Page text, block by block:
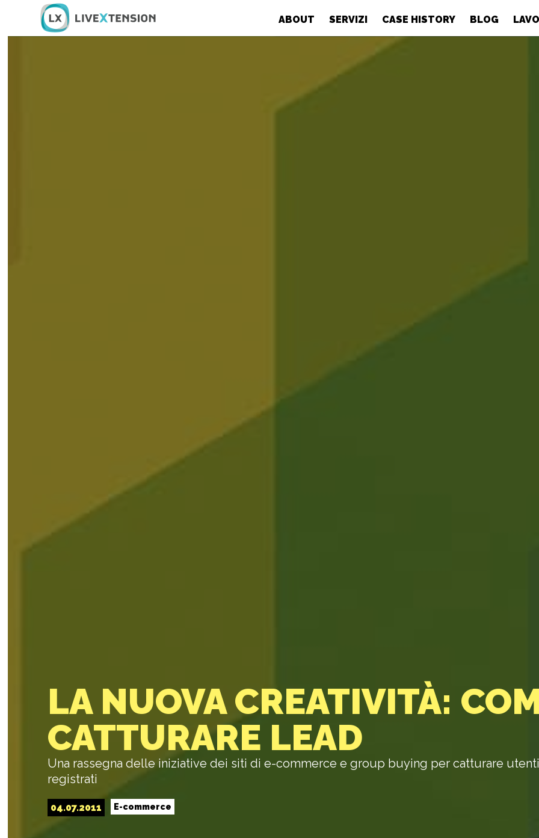
ABOUT SERVIZI CASE HISTORY BLOG
LA NUOVA CREATIVITÀ:
CATTURARE LEAD
Una rassegna delle iniziative dei siti di e-commerce e group buying per catturare
registrati
04.07.2011 E-commerce